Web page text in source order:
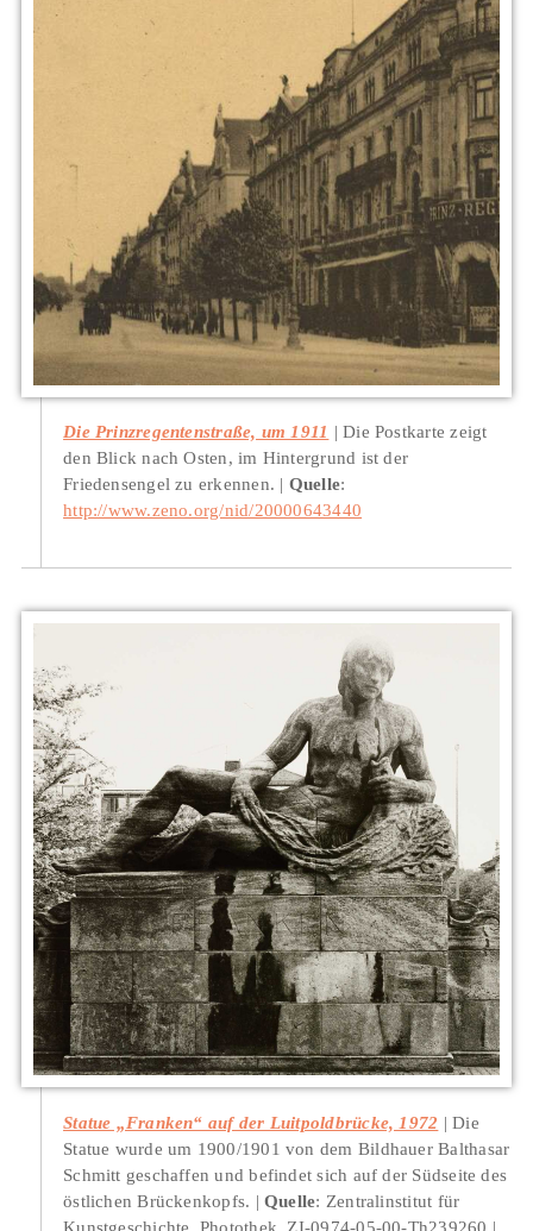
Die Prinzregentenstraße, um 1911
Die Postkarte zeigt
den Blick nach Osten, im Hintergrund ist der
Friedensengel zu erkennen.
Quelle:
http://www.zeno.org/nid/20000643440
Statue „Franken“ auf der Luitpoldbrücke, 1972
Die
Statue wurde um 1900/1901 von dem Bildhauer Balthasar
Schmitt geschaffen und befindet sich auf der Südseite des
östlichen Brückenkopfs.
Quelle: Zentralinstitut für
Kunstgeschichte, Photothek, ZI-0974-05-00-Th239260